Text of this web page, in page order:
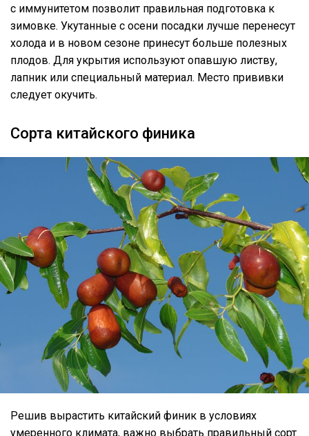
с иммунитетом позволит правильная подготовка к
зимовке. Укутанные с осени посадки лучше перенесут
холода и в новом сезоне принесут больше полезных
плодов. Для укрытия используют опавшую листву,
лапник или специальный материал. Место прививки
следует окучить.
Сорта китайского финика
Решив вырастить китайский финик в условиях
умеренного климата, важно выбрать правильный сорт.